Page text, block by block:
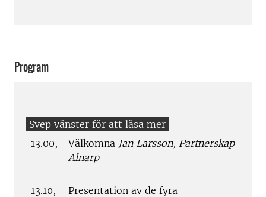
Program
13.00, Välkomna Jan Larsson, Partnerskap
Alnarp
13.10,
Presentation av de fyra